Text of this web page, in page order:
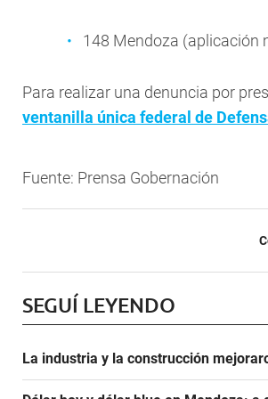
148 Mendoza (aplicación
Para realizar una denuncia por
ventanilla única federal de
Fuente: Prensa Gobernación
SEGUÍ LEYENDO
La industria y la construcción